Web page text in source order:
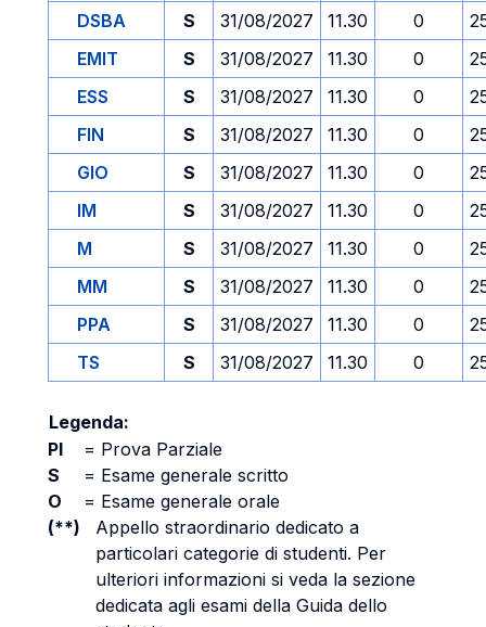
DSBA S 31/08/2027 11.30 0
EMIT
S 31/08/2027 11.30 0
ESS
S 31/08/2027 11.30 0
FIN
S 31/08/2027 11.30 0
GIO
S 31/08/2027 11.30 0
IM
S 31/08/2027 11.30 0
M
S 31/08/2027 11.30 0
MM
S 31/08/2027 11.30 0
PPA
S 31/08/2027 11.30 0
TS
S 31/08/2027 11.30 0
Legenda:
PI
= Prova Parziale
S
= Esame generale scritto
O
= Esame generale orale
(**)
Appello straordinario dedicato a
particolari categorie di studenti. Per
ulteriori informazioni si veda la sezione
dedicata agli esami della Guida dello